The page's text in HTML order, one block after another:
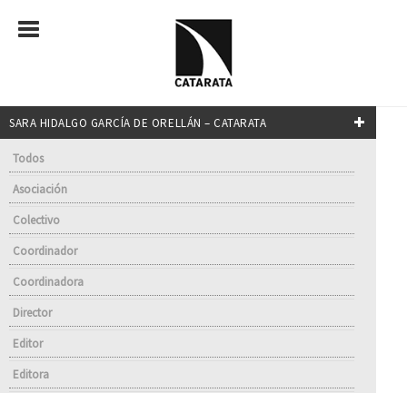
SARA HIDALGO GARCÍA DE ORELLÁN – CATARATA
Todos
Asociación
Colectivo
Coordinador
Coordinadora
Director
Editor
Editora